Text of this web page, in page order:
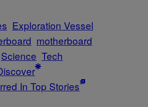
Exploration Vessel
motherboard
Science Tech
In Top Stories